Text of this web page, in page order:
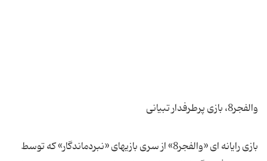
بازی رایانه ای «والفجر8» از سری بازیهای «نبردماندگار» که توسط